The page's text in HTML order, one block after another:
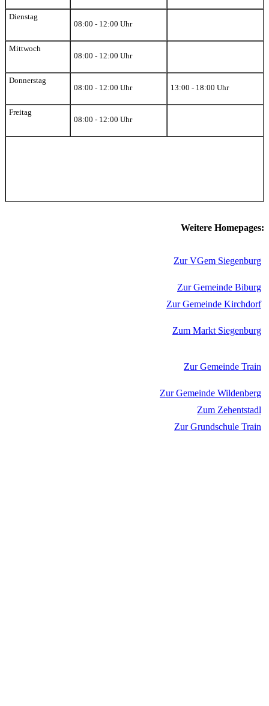
Dienstag
08:00 - 12:00 Uhr
Mittwoch
08:00 - 12:00 Uhr
Donnerstag
08:00 - 12:00 Uhr
13:00 - 18:00 Uhr
Freitag
08:00 - 12:00 Uhr
Weitere Homepages:
Zur VGem Siegenburg
Zur Gemeinde Biburg
Zur Gemeinde Kirchdorf
Zum Markt Siegenburg
Zur Gemeinde Train
Zur Gemeinde Wildenberg
Zum Zehentstadl
Zur Grundschule Train